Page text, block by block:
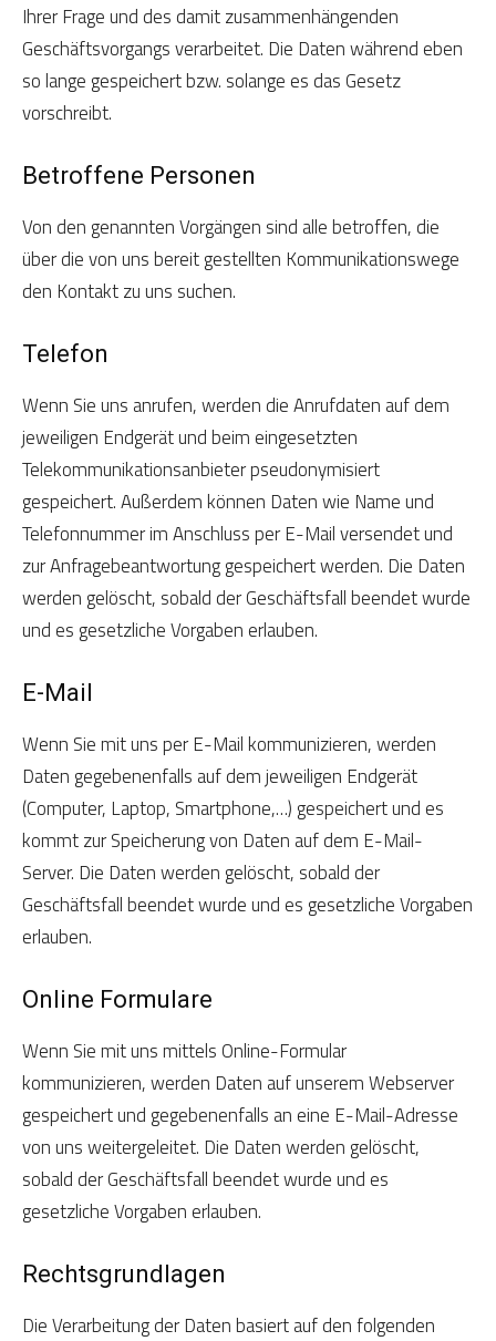
Ihrer Frage und des damit zusammenhängenden
Geschäftsvorgangs verarbeitet. Die Daten während eben
so lange gespeichert bzw. solange es das Gesetz
vorschreibt.
Betroffene Personen
Von den genannten Vorgängen sind alle betroffen, die
über die von uns bereit gestellten Kommunikationswege
den Kontakt zu uns suchen.
Telefon
Wenn Sie uns anrufen, werden die Anrufdaten auf dem
jeweiligen Endgerät und beim eingesetzten
Telekommunikationsanbieter pseudonymisiert
gespeichert. Außerdem können Daten wie Name und
Telefonnummer im Anschluss per E-Mail versendet und
zur Anfragebeantwortung gespeichert werden. Die Daten
werden gelöscht, sobald der Geschäftsfall beendet wurde
und es gesetzliche Vorgaben erlauben.
E-Mail
Wenn Sie mit uns per E-Mail kommunizieren, werden
Daten gegebenenfalls auf dem jeweiligen Endgerät
(Computer, Laptop, Smartphone,…) gespeichert und es
kommt zur Speicherung von Daten auf dem E-Mail-
Server. Die Daten werden gelöscht, sobald der
Geschäftsfall beendet wurde und es gesetzliche Vorgaben
erlauben.
Online Formulare
Wenn Sie mit uns mittels Online-Formular
kommunizieren, werden Daten auf unserem Webserver
gespeichert und gegebenenfalls an eine E-Mail-Adresse
von uns weitergeleitet. Die Daten werden gelöscht,
sobald der Geschäftsfall beendet wurde und es
gesetzliche Vorgaben erlauben.
Rechtsgrundlagen
Die Verarbeitung der Daten basiert auf den folgenden